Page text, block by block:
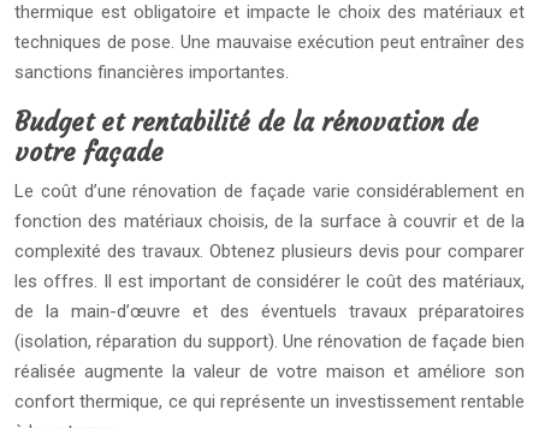
thermique est obligatoire et impacte le choix des matériaux et
techniques de pose. Une mauvaise exécution peut entraîner des
sanctions financières importantes.
Budget et rentabilité de la rénovation de
votre façade
Le coût d’une rénovation de façade varie considérablement en
fonction des matériaux choisis, de la surface à couvrir et de la
complexité des travaux. Obtenez plusieurs devis pour comparer
les offres. Il est important de considérer le coût des matériaux,
de la main-d’œuvre et des éventuels travaux préparatoires
(isolation, réparation du support). Une rénovation de façade bien
réalisée augmente la valeur de votre maison et améliore son
confort thermique, ce qui représente un investissement rentable